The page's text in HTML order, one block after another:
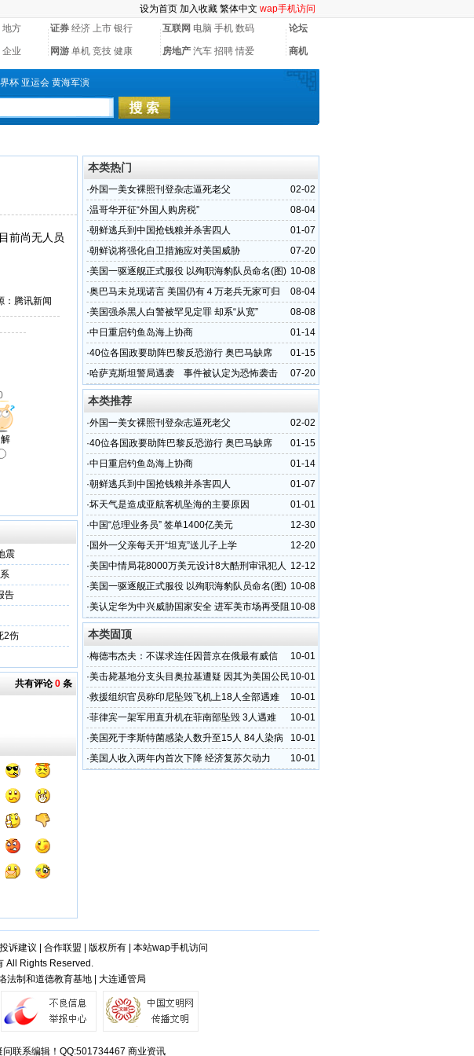
设为首页 加入收藏 繁体中文 wap手机访问
地方 证券 经济 上市 银行 互联网 电脑 手机 数码 论坛
企业 网游 单机 竞技 健康 房地产 汽车 招聘 情爱 商机
杯 亚运会 黄海军演
前尚无人员
腾讯新闻
震
告
2伤
共有评论0 条
本类热门
02-02
·外国一美女裸照刊登杂志逼死老父
08-04
·温哥华开征“外国人购房税”
01-07
·朝鲜逃兵到中国抢钱粮并杀害四人
07-20
·朝鲜说将强化自卫措施应对美国威胁
10-08
·美国一驱逐舰正式服役 以殉职海豹队员命名(图)
08-04
·奥巴马未兑现诺言 美国仍有４万老兵无家可归
08-08
·美国强杀黑人白警被罕见定罪 却系“从宽”
01-14
·中日重启钓鱼岛海上协商
01-15
·40位各国政要助阵巴黎反恐游行 奥巴马缺席
07-20
·哈萨克斯坦警局遇袭 事件被认定为恐怖袭击
本类推荐
02-02
·外国一美女裸照刊登杂志逼死老父
01-15
·40位各国政要助阵巴黎反恐游行 奥巴马缺席
01-14
·中日重启钓鱼岛海上协商
01-07
·朝鲜逃兵到中国抢钱粮并杀害四人
01-01
·坏天气是造成亚航客机坠海的主要原因
12-30
·中国“总理业务员” 签单1400亿美元
12-20
· 国外一父亲每天开“坦克”送儿子上学
12-12
·美国中情局花8000万美元设计8大酷刑审讯犯人
10-08
·美国一驱逐舰正式服役 以殉职海豹队员命名(图)
10-08
·美认定华为中兴威胁国家安全 进军美市场再受阻
本类固顶
10-01
·梅德韦杰夫：不谋求连任因普京在俄最有威信
10-01
·美击毙基地分支头目奥拉基遭疑 因其为美国公民
10-01
·救援组织官员称印尼坠毁飞机上18人全部遇难
10-01
·菲律宾一架军用直升机在菲南部坠毁 3人遇难
10-01
·美国死于李斯特菌感染人数升至15人 84人染病
10-01
·美国人收入两年内首次下降 经济复苏欠动力
投诉建议 合作联盟 版权所有| 本站wap手机访问
All Rights Reserved.
法制和道德教育基地 | 大连通管局
联系编辑！QQ:501734467 商业资讯